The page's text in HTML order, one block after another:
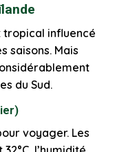
tropical influencé
saisons. Mais
du Sud.
voyager. Les